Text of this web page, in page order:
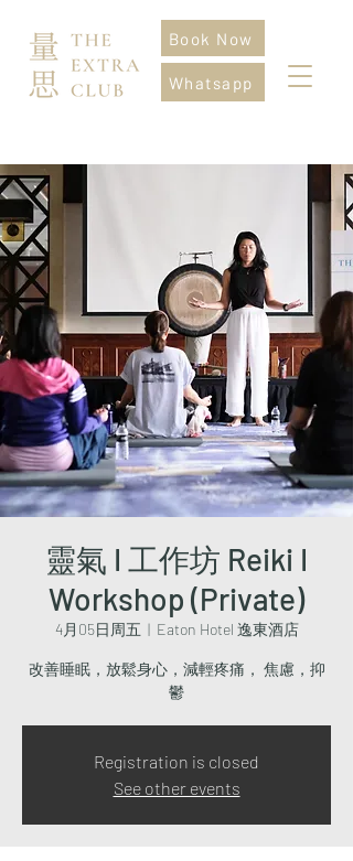
Book Now
Whatsapp
靈氣 I 工作坊 Reiki I
Workshop (Private)
4月05日周五
  |
Eaton Hotel 逸東酒店
改善睡眠，放鬆身心，減輕疼痛， 焦慮，抑
鬱
Registration is closed
See other events